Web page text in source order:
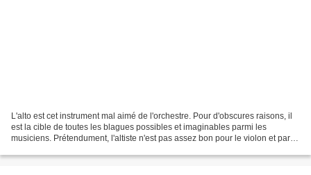
L'alto est cet instrument mal aimé de l'orchestre. Pour d'obscures raisons, il
est la cible de toutes les blagues possibles et imaginables parmi les
musiciens. Prétendument, l'altiste n'est pas assez bon pour le violon et par